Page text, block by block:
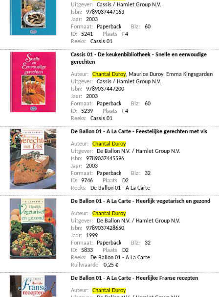
Uitgever:
Cassis / Hamlet Group N.V.
Isbn:
9789037447163
Jaar:
2003
Formaat:
Paperback Blz:
60
ID:
5241 Plaats
F4
Reeks:
Cassis 01
Cassis 01 - De keukenbibliotheek - Snelle en eenvoudige
gerechten
Auteur: Chantal Duroy, Maurice Duroy, Emma Kingsgarden
Uitgever:
Cassis / Hamlet Group N.V.
Isbn:
9789037447200
Jaar:
2003
Formaat:
Paperback Blz:
60
ID:
5239 Plaats
F4
Reeks:
Cassis 01
De Ballon 01 - A La Carte - Feestelijke gerechten met vis
Auteur:
Chantal Duroy
Uitgever:
De Ballon N.V. / Hamlet Group N.V.
Isbn:
9789037445596
Jaar:
2003
Formaat:
Paperback Blz:
32
ID:
9746 Plaats
D2
Reeks:
De Ballon 01 - A La Carte
De Ballon 01 - A La Carte - Heerlijk vegetarisch en gezond
Auteur:
Chantal Duroy
Uitgever:
De Ballon N.V. / Hamlet Group N.V.
Isbn:
9789037428650
Jaar:
1999
Formaat:
Paperback Blz:
32
ID:
5833 Plaats
D2
Reeks:
De Ballon 01 - A La Carte
Ruilwaarde:
0,25 €
De Ballon 01 - A La Carte - Heerlijke Franse recepten
Auteur:
Chantal Duroy